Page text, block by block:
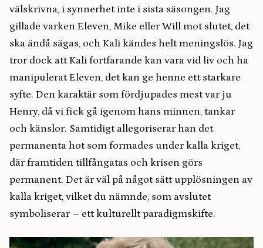
välskrivna, i synnerhet inte i sista säsongen. Jag
gillade varken Eleven, Mike eller Will mot slutet, det
ska ändå sägas, och Kali kändes helt meningslös. Jag
tror dock att Kali fortfarande kan vara vid liv och ha
manipulerat Eleven, det kan ge henne ett starkare
syfte. Den karaktär som fördjupades mest var ju
Henry, då vi fick gå igenom hans minnen, tankar
och känslor. Samtidigt allegoriserar han det
permanenta hot som formades under kalla kriget,
där framtiden tillfångatas och krisen görs
permanent. Det är väl på något sätt upplösningen av
kalla kriget, vilket du nämnde, som avslutet
symboliserar – ett kulturellt paradigmskifte.